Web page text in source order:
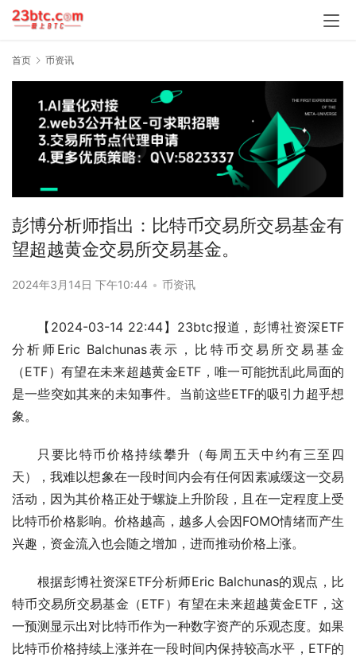
首页 币资讯
彭博分析师指出：比特币交易所交易基金有
望超越黄金交易所交易基金。
2024年3月14日 下午10:44 • 币资讯
【2024-03-14 22:44】23btc报道，彭博社资深ETF
分析师Eric Balchunas表示，比特币交易所交易基金
（ETF）有望在未来超越黄金ETF，唯一可能扰乱此局面的
是一些突如其来的未知事件。当前这些ETF的吸引力超乎想
象。
只要比特币价格持续攀升（每周五天中约有三至四
天），我难以想象在一段时间内会有任何因素减缓这一交易
活动，因为其价格正处于螺旋上升阶段，且在一定程度上受
比特币价格影响。价格越高，越多人会因FOMO情绪而产生
兴趣，资金流入也会随之增加，进而推动价格上涨。
根据彭博社资深ETF分析师Eric Balchunas的观点，比
特币交易所交易基金（ETF）有望在未来超越黄金ETF，这
一预测显示出对比特币作为一种数字资产的乐观态度。如果
比特币价格持续上涨并在一段时间内保持较高水平，ETF的